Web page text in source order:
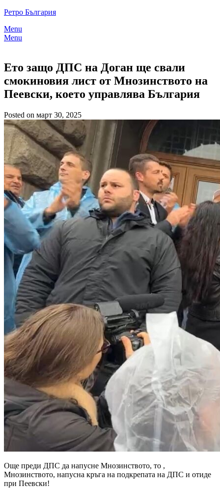
Skip
content
Ретро България
Menu
Menu
Ето защо ДПС на Доган ще свали
смокиновия лист от Мнозинството на
Пеевски, което управлява България
Posted on март 30, 2025
Още преди ДПС да напусне Мнозинството, то ,
Мнозинството, напусна кръга на подкрепата на ДПС и отиде
при Пеевски!